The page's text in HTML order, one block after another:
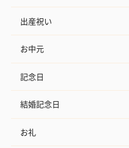
出産祝い
お中元
記念日
結婚記念日
お礼